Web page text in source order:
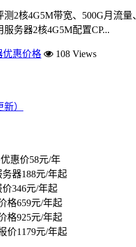
2核4G5M带宽、500G月流
务器2核4G5M配置CP...
优惠价格 108 Views
）
惠价58元/年
务器188元/年起
346元/年起
格659元/年起
格925元/年起
价1179元/年起